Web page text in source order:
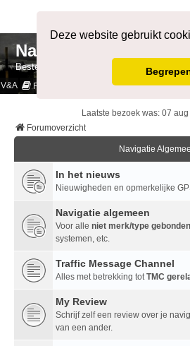
Deze website gebruikt
NavigatieForum
Bestemming bereikt.
V&A Regels
Laatste bezoek was: 07
Forumoverzicht
Navigatie
In het nieuws
Nieuwigheden en opmerkelijke
Navigatie algemeen
Voor alle niet merk/type gebonden
systemen, etc.
Traffic Message Channel
Alles met betrekking totTMC
My Review
Schrijf zelf een review over je
van een ander.